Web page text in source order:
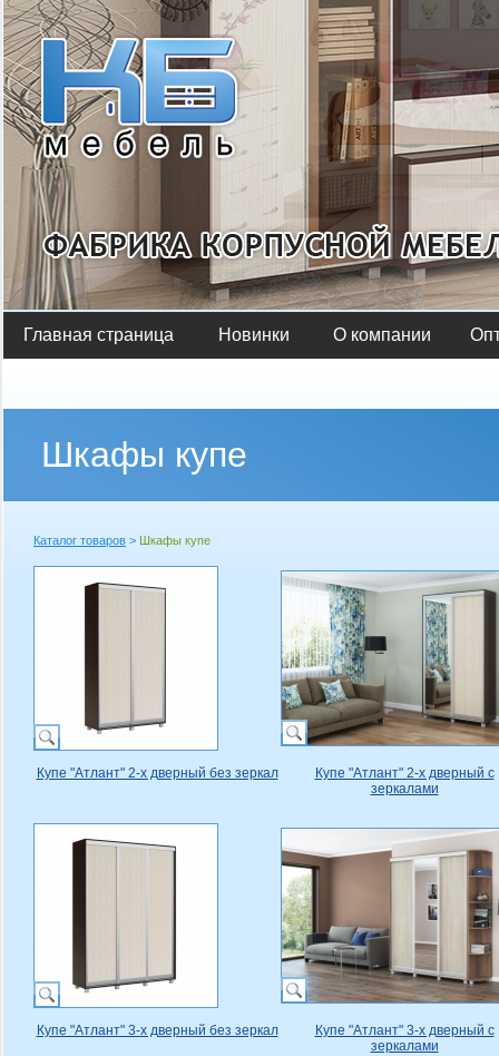
Главная страница Новинки О компании
Шкафы купе
Каталог товаров > Шкафы купе
Купе "Атлант" 2-х дверный без зеркал
Купе "Атлант" 2-х дверный с
зеркалами
Купе "Атлант" 3-х дверный без зеркал
Купе "Атлант" 3-х дверный с
зеркалами